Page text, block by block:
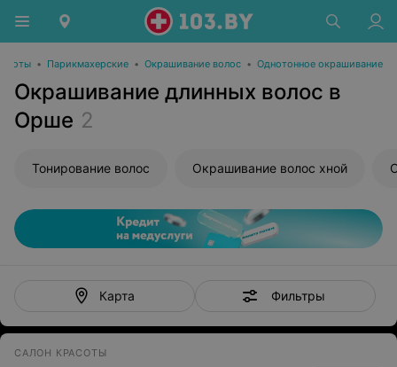
• Парикмахерские • Окрашивание волос • Однотонное окрашивание
Окрашивание длинных волос в
Орше 2
Тонирование волос Окрашивание волос хной
Карта Фильтры
САЛОН КРАСОТЫ